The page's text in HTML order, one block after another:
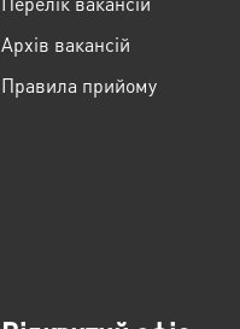
Архів вакансій
Правила прийому